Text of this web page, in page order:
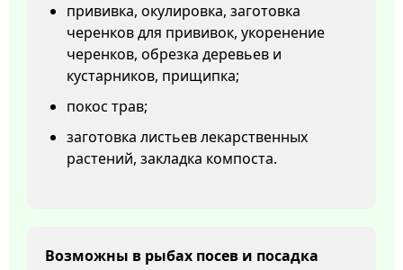
прививка, окулировка, заготовка
черенков для прививок, укоренение
черенков, обрезка деревьев и
кустарников, прищипка;
покос трав;
заготовка листьев лекарственных
растений, закладка компоста.
Возможны в рыбах посев и посадка